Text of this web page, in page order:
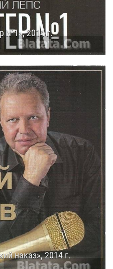
№1», 2014 г.
наказ», 2014 г.